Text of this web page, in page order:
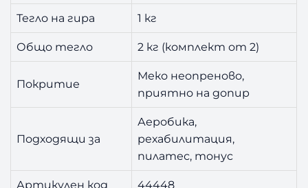
Тегло на гира 1 кг
Общо тегло 2 кг (комплект от 2)
Покритие
Меко неопреново,
приятно на допир
Подходящи за
Аеробика,
рехабилитация,
пилатес, тонус
Артикулен код 44448